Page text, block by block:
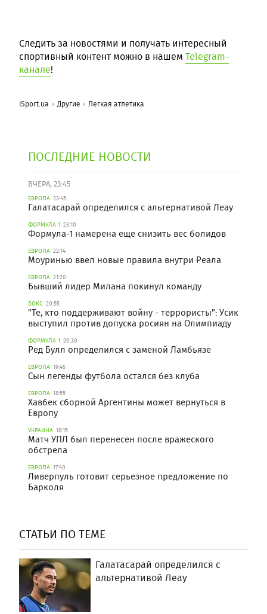
Следить за новостями и получать интересный
спортивный контент можно в нашем Telegram-
канале!
iSport.ua Другие Легкая атлетика
ПОСЛЕДНИЕ НОВОСТИ
ВЧЕРА, 23:45
ЕВРОПА 23:45
Галатасарай определился с альтернативой Леау
ФОРМУЛА 1 23:10
Формула-1 намерена еще снизить вес болидов
ЕВРОПА 22:14
Моуринью ввел новые правила внутри Реала
ЕВРОПА 21:20
Бывший лидер Милана покинул команду
БОКС 20:55
"Те, кто поддерживают войну - террористы": Усик
выступил против допуска росиян на Олимпиаду
ФОРМУЛА 1 20:30
Ред Булл определился с заменой Ламбьязе
ЕВРОПА 19:45
Сын легенды футбола остался без клуба
ЕВРОПА 18:55
Хавбек сборной Аргентины может вернуться в
Европу
УКРАИНА 18:15
Матч УПЛ был перенесен после вражеского
обстрела
ЕВРОПА 17:40
Ливерпуль готовит серьезное предложение по
Барколя
СТАТЬИ ПО ТЕМЕ
Галатасарай определился с
альтернативой Леау